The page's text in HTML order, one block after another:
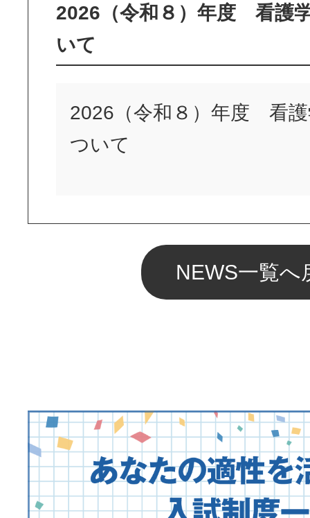
2026（令和８）年度 看護
いて
2026（令和８）年度 看
ついて
NEWS一覧へ